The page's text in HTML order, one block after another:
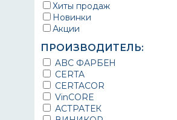
Хиты продаж
Новинки
Акции
ПРОИЗВОДИТЕЛЬ:
ABC ФАРБЕН
CERTA
CERTACOR
VinCORE
АСТРАТЕК